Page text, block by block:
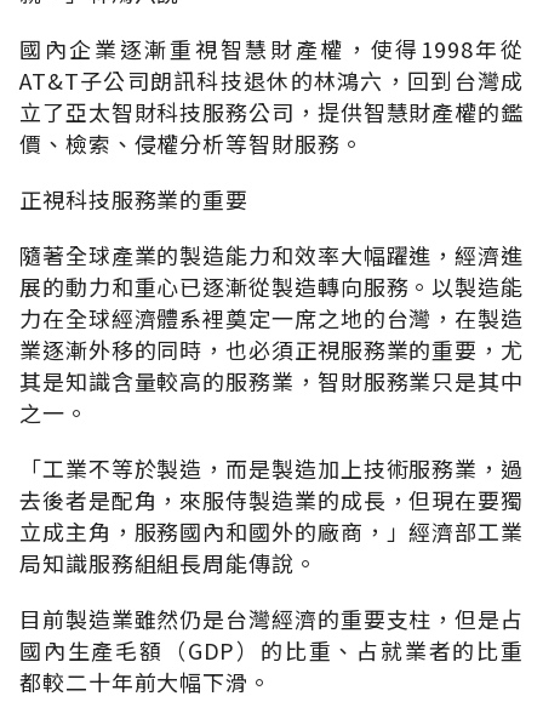
國內企業逐漸重視智慧財產權，使得1998年從
AT&T子公司朗訊科技退休的林鴻六，回到台灣成
立了亞太智財科技服務公司，提供智慧財產權的鑑
價、檢索、侵權分析等智財服務。
正視科技服務業的重要
隨著全球產業的製造能力和效率大幅躍進，經濟進
展的動力和重心已逐漸從製造轉向服務。以製造能
力在全球經濟體系裡奠定一席之地的台灣，在製造
業逐漸外移的同時，也必須正視服務業的重要，尤
其是知識含量較高的服務業，智財服務業只是其中
之一。
「工業不等於製造，而是製造加上技術服務業，過
去後者是配角，來服侍製造業的成長，但現在要獨
立成主角，服務國內和國外的廠商，」經濟部工業
局知識服務組組長周能傳說。
目前製造業雖然仍是台灣經濟的重要支柱，但是占
國內生產毛額（GDP）的比重、占就業者的比重
都較二十年前大幅下滑。